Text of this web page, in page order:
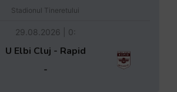
Stadionul Tineretului
29.08.2026 | 0:
U Elbi Cluj - Rapid
-